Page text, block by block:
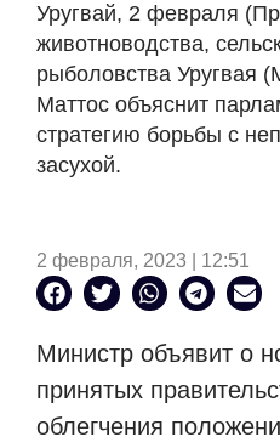
Уругвай, 2 февраля
животноводства,
рыболовства Уругвая
Маттос объяснит
стратегию борьбы с
засухой.
2 февраля, 2023 | 12:51
Министр объявит о
принятых
облегчения